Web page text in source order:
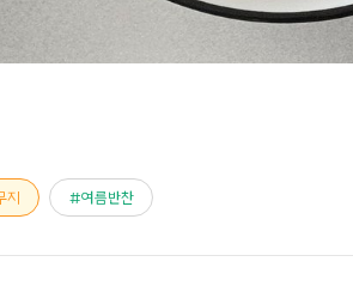
지 여름반찬